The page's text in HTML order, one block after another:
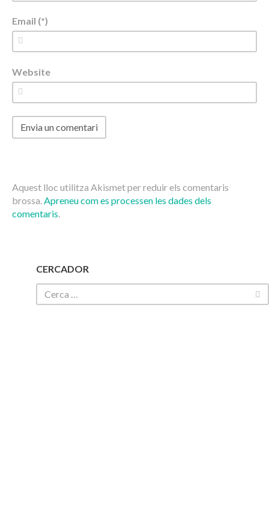
Email (*)
Website
Aquest lloc utilitza Akismet per reduir els comentaris
brossa.Apreneu com es processen les dades dels
comentaris.
CERCADOR